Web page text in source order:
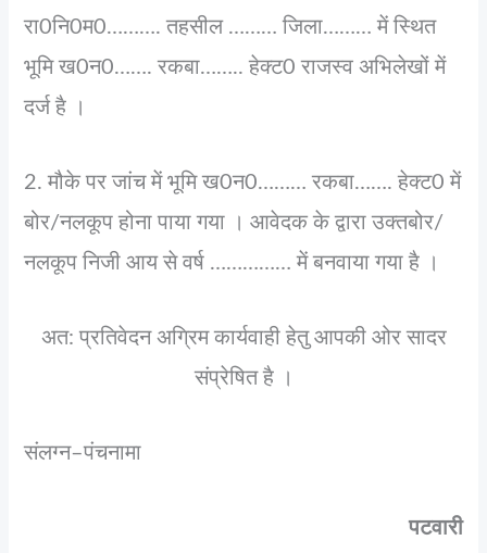
रा0नि0म0………. तहसील ……… जिला……… में स्थित
भूमि ख0न0……. रकबा…….. हेक्‍ट0 राजस्‍व अभिलेखों में
दर्ज है ।
2. मौके पर जांच में भूमि ख0न0……… रकबा……. हेक्‍ट0 में
बोर/नलकूप होना पाया गया । आवेदक के द्वारा उक्‍तबोर/
नलकूप निजी आय से वर्ष …………… में बनवाया गया है ।
अत: प्रतिवेदन अग्रिम कार्यवाही हेतु आपकी ओर सादर
संप्रेषित है ।
संलग्‍न–पंचनामा
पटवारी